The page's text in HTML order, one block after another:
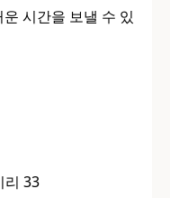
시간을 보낼 수 있
리 33